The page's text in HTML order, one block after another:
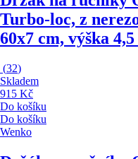
Turbo-loc, z
60x7 cm, výška
(32)
Skladem
915 Kč
Do košíku
Do košíku
Wenko